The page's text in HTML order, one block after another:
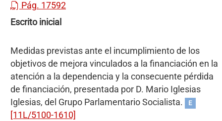
Pág. 17592
Escrito inicial
Medidas previstas ante el incumplimiento de los
objetivos de mejora vinculados a la financiación en la
atención a la dependencia y la consecuente pérdida
de financiación, presentada por D. Mario Iglesias
Iglesias, del Grupo Parlamentario Socialista.
E
[11L/5100-1610]